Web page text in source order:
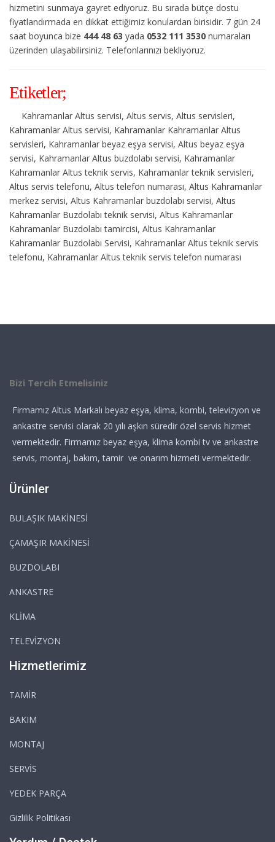
hizmetini sunmaya gayret ediyoruz. Bu sırada bütçe dostu
fiyatlandırmada en dikkat ettiğimiz konulardan birisidir. 7 gün 24
saat boyunca bize 444 48 63 yada 0532 111 3530 numaraları
üzerinden ulaşabilirsiniz. Telefonlarınızı bekliyoruz.
Etiketler;
Kahramanlar Altus servisi, Altus servis, Altus servisleri,
Kahramanlar Altus servisi, Kahramanlar Kahramanlar Altus
servisleri, Kahramanlar beyaz eşya servisi, Altus beyaz eşya
servisi, Kahramanlar Altus buzdolabı servisi, Kahramanlar
Kahramanlar Altus teknik servis, Kahramanlar teknik servisleri,
Altus servis telefonu, Altus telefon numarası, Altus Kahramanlar
merkez servisi, Altus Kahramanlar buzdolabı servisi, Altus
Kahramanlar Buzdolabı teknik servisi, Altus Kahramanlar
Kahramanlar Buzdolabı tamircisi, Altus Kahramanlar
Kahramanlar Buzdolabı Servisi, Kahramanlar Altus teknik servis
telefonu, Kahramanlar Altus teknik servis telefon numarası
Bizi Tercih Etmelisiniz
Firmamız Altus Markalı beyaz eşya, klima, kombi, televizyon ve
ankastre servisi olarak 20 yılı aşkın süredir özel servis hizmet
vermektedir. Firmamız beyaz eşya, klima kombi tv ve ankastre
servis, montaj, bakım, tamir ve onarım hizmeti vermektedir.
Ürünler
BULAŞIK MAKİNESİ
ÇAMAŞIR MAKİNESİ
BUZDOLABI
ANKASTRE
KLİMA
TELEVİZYON
Hizmetlerimiz
TAMİR
BAKIM
MONTAJ
SERVİS
YEDEK PARÇA
Gizlilik Politikası